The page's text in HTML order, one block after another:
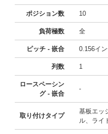
ポジション数 10
負荷極数 全
ピッチ - 嵌合 0.156イン
列数 1
ロースペーシン
グ - 嵌合
-
取り付けタイプ
基板エッ
ル、ライ